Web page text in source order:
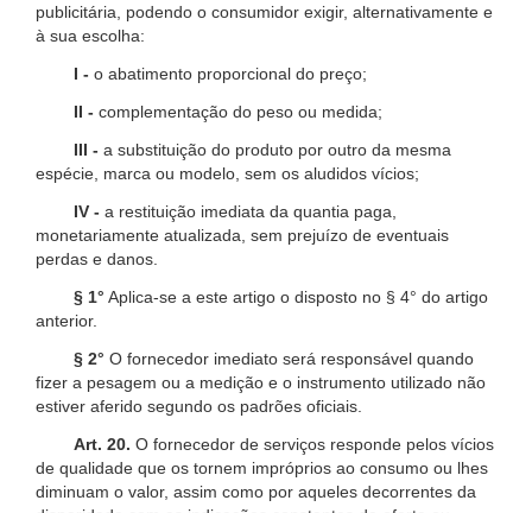
publicitária, podendo o consumidor exigir, alternativamente e
à sua escolha:
I - o abatimento proporcional do preço;
II - complementação do peso ou medida;
III - a substituição do produto por outro da mesma
espécie, marca ou modelo, sem os aludidos vícios;
IV - a restituição imediata da quantia paga,
monetariamente atualizada, sem prejuízo de eventuais
perdas e danos.
§ 1° Aplica-se a este artigo o disposto no § 4° do artigo
anterior.
§ 2° O fornecedor imediato será responsável quando
fizer a pesagem ou a medição e o instrumento utilizado não
estiver aferido segundo os padrões oficiais.
Art. 20. O fornecedor de serviços responde pelos vícios
de qualidade que os tornem impróprios ao consumo ou lhes
diminuam o valor, assim como por aqueles decorrentes da